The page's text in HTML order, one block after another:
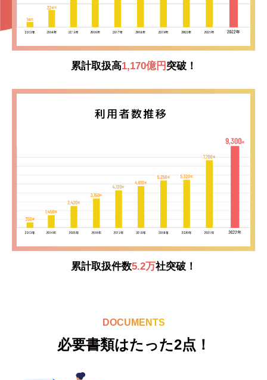
累計取扱高1,170億円 突破！
累計取扱件数5.2万社突破！
DOCUMENTS
必要書類はたった2点！